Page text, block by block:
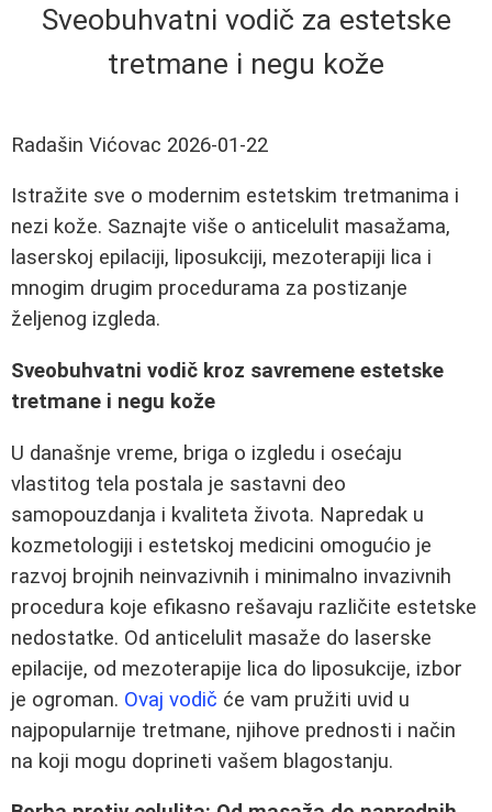
Sveobuhvatni vodič za estetske
tretmane i negu kože
Radašin Vićovac 2026-01-22
Istražite sve o modernim estetskim tretmanima i
nezi kože. Saznajte više o anticelulit masažama,
laserskoj epilaciji, liposukciji, mezoterapiji lica i
mnogim drugim procedurama za postizanje
željenog izgleda.
Sveobuhvatni vodič kroz savremene estetske
tretmane i negu kože
U današnje vreme, briga o izgledu i osećaju
vlastitog tela postala je sastavni deo
samopouzdanja i kvaliteta života. Napredak u
kozmetologiji i estetskoj medicini omogućio je
razvoj brojnih neinvazivnih i minimalno invazivnih
procedura koje efikasno rešavaju različite estetske
nedostatke. Od anticelulit masaže do laserske
epilacije, od mezoterapije lica do liposukcije, izbor
je ogroman. Ovaj vodič će vam pružiti uvid u
najpopularnije tretmane, njihove prednosti i način
na koji mogu doprineti vašem blagostanju.